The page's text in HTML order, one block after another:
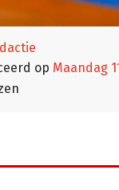
op maandag